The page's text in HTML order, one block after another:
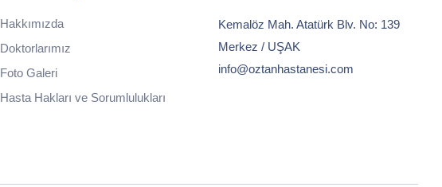
Hakkımızda
Doktorlarımız
Foto Galeri
Hasta Hakları ve Sorumlulukları
Kemalöz Mah. Atatürk Blv. No: 139
Merkez / UŞAK
info@oztanhastanesi.com